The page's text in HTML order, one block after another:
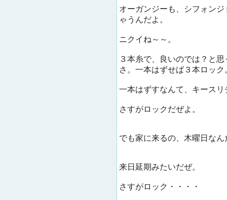
オーガンジーも、シフォン
ゃうんだよ。
ニクイね～～。
３本糸で、良いのでは？と
さ。一本はずせば３本ロック
一本はずすなんて、キース
さすがロックだぜよ。
でも家に来るの、木曜日な
来日延期みたいだぜ。
さすがロック・・・・